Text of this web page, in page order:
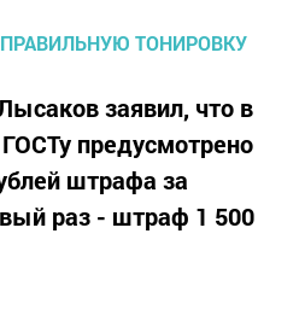
заявил, что в
предусмотрено
штрафа за
раз - штраф 1 500